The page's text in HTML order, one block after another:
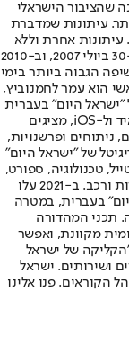
שהציבור הישראלי
עיתונות שמדברת
עיתונות אחרת וללא
תשלום. המהדורה המודפסת הראשונה פורסמה ב-30 ביולי 2007, וב-2010
הגבוה ביותר בימי
הוא עמר לחמנוביץ,
"ישראל היום" בעברית
ובאנגלית, כמו כן היישומונים (אפליקציות) לאנדרואיד ול-iOS, מציגים
ניתוחים ופרשנויות,
של "ישראל היום"
טכנולוגיה, ספורט,
כלכלה וצרכנות, בריאות, חיילים, אוכל, יהדות, תיירות ורכב. ב-2021 עלו
בעברית, במטרה
תכני המהדורה
מקוונת, ואפשר
של ישראל
ושירותים. ישראל
הקוראים. פנו אלינו